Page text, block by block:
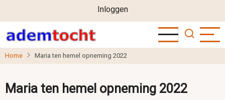
naar
de
inhoud
User
account
menu
Inloggen
Home Maria ten hemel opneming 2022
Maria ten hemel opneming 2022